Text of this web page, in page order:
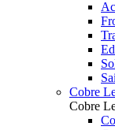
Cobre
Cobre